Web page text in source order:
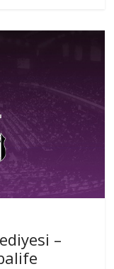
–